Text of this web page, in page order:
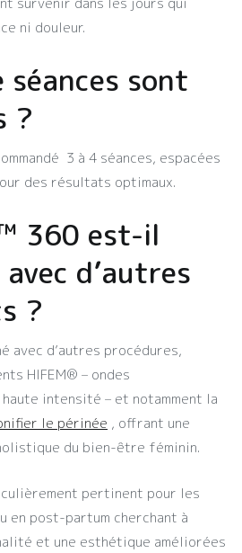
ni douleur.
séances sont
?
3 à 4 séances, espacées
des résultats optimaux.
360 est-il
d’autres
?
avec d’autres procédures,
HIFEM® – ondes
intensité – et notamment la
le périnée , offrant une
du bien-être féminin.
pertinent pour les
en post-partum cherchant à
et une esthétique améliorées